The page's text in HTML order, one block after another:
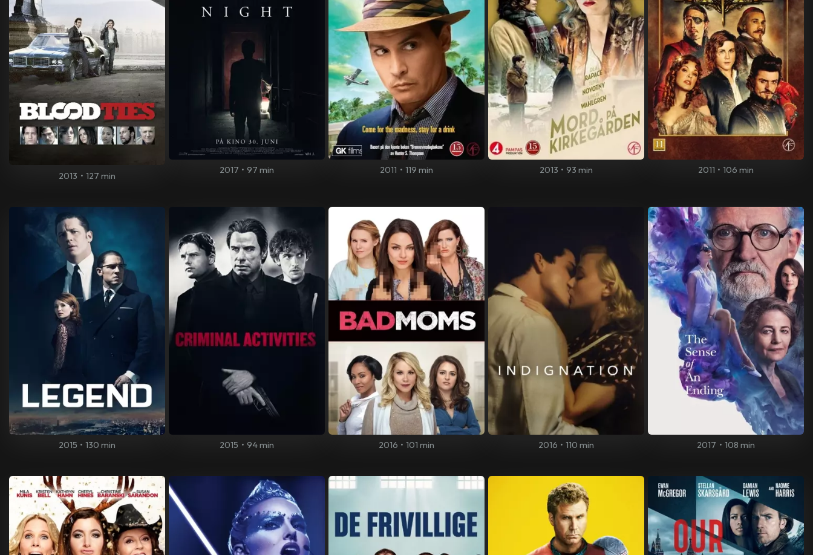
2013 • 127 min
2017 • 97 min 2011 • 119 min 2013 • 93 min 2011 • 106 min
2015 • 130 min 2015 • 94 min 2016 • 101 min 2016 • 110 min 2017 • 108 min